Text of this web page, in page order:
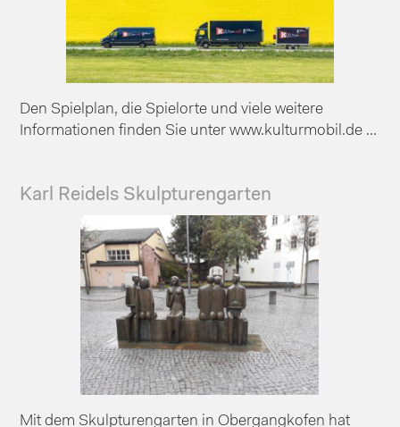
Den Spielplan, die Spielorte und viele weitere
Informationen finden Sie unter www.kulturmobil.de ...
Karl Reidels Skulpturengarten
Mit dem Skulpturengarten in Obergangkofen hat